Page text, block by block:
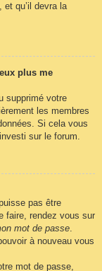
et qu’il devra la
plus me
supprimé votre
les membres
Si cela vous
sur le forum.
pas être
faire, rendez vous sur
mot de passe.
à nouveau vous
mot de passe,